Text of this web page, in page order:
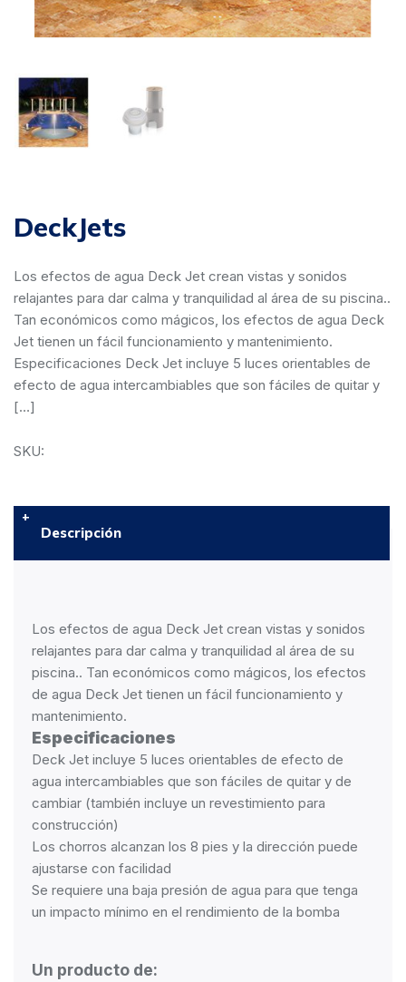
DeckJets
Los efectos de agua Deck Jet crean vistas y sonidos
relajantes para dar calma y tranquilidad al área de su piscina..
Tan económicos como mágicos, los efectos de agua Deck
Jet tienen un fácil funcionamiento y mantenimiento.
Especificaciones Deck Jet incluye 5 luces orientables de
efecto de agua intercambiables que son fáciles de quitar y
[…]
SKU:
Descripción
Los efectos de agua Deck Jet crean vistas y sonidos
relajantes para dar calma y tranquilidad al área de su
piscina.. Tan económicos como mágicos, los efectos
de agua Deck Jet tienen un fácil funcionamiento y
mantenimiento.
Especificaciones
Deck Jet incluye 5 luces orientables de efecto de
agua intercambiables que son fáciles de quitar y de
cambiar (también incluye un revestimiento para
construcción)
Los chorros alcanzan los 8 pies y la dirección puede
ajustarse con facilidad
Se requiere una baja presión de agua para que tenga
un impacto mínimo en el rendimiento de la bomba
Un producto de: